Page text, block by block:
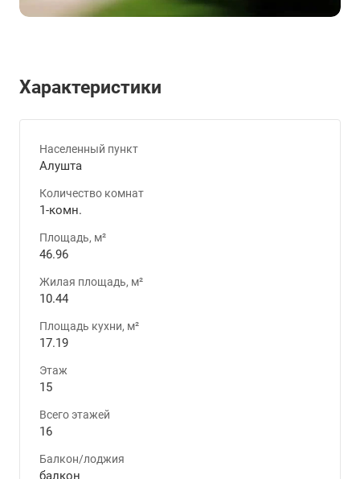
Характеристики
Населенный пункт
Алушта
Количество комнат
1-комн.
Площадь, м²
46.96
Жилая площадь, м²
10.44
Площадь кухни, м²
17.19
Этаж
15
Всего этажей
16
Балкон/лоджия